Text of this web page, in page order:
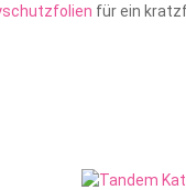
für ein